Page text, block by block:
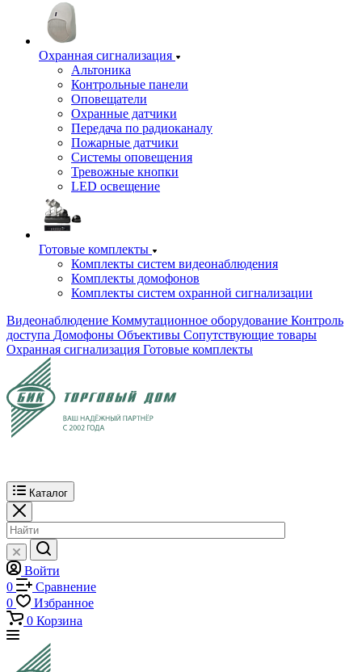
Охранная сигнализация
Альтоника
Контрольные панели
Оповещатели
Охранные датчики
Передача по радиоканалу
Пожарные датчики
Системы оповещения
Тревожные кнопки
LED освещение
Готовые комплекты
Комплекты систем видеонаблюдения
Комплекты домофонов
Комплекты систем охранной сигнализации
Видеонаблюдение Коммутационное оборудование Контроль
доступа Домофоны Объективы Сопутствующие товары
Охранная сигнализация Готовые комплекты
Каталог
Войти
0
Сравнение
0
Избранное
0 Корзина